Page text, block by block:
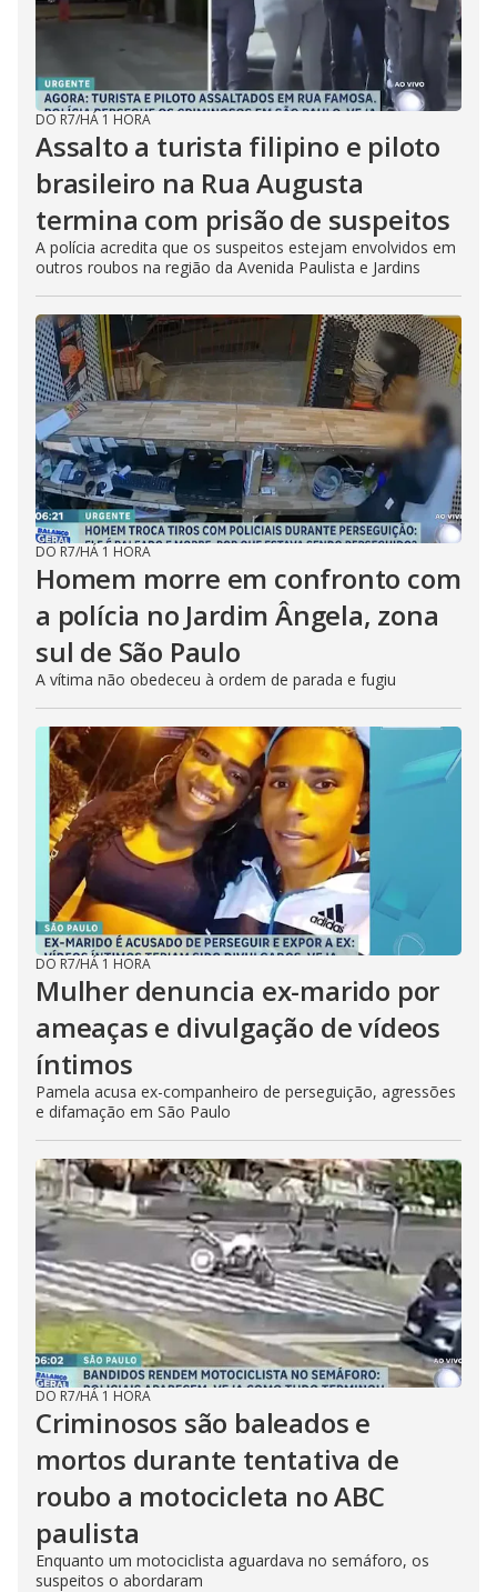
DO R7/HÁ 1 HORA
Assalto a turista filipino e piloto
brasileiro na Rua Augusta
termina com prisão de suspeitos
A polícia acredita que os suspeitos estejam envolvidos em
outros roubos na região da Avenida Paulista e Jardins
DO R7/HÁ 1 HORA
Homem morre em confronto com
a polícia no Jardim Ângela, zona
sul de São Paulo
A vítima não obedeceu à ordem de parada e fugiu
DO R7/HÁ 1 HORA
Mulher denuncia ex-marido por
ameaças e divulgação de vídeos
íntimos
Pamela acusa ex-companheiro de perseguição, agressões
e difamação em São Paulo
DO R7/HÁ 1 HORA
Criminosos são baleados e
mortos durante tentativa de
roubo a motocicleta no ABC
paulista
Enquanto um motociclista aguardava no semáforo, os
suspeitos o abordaram